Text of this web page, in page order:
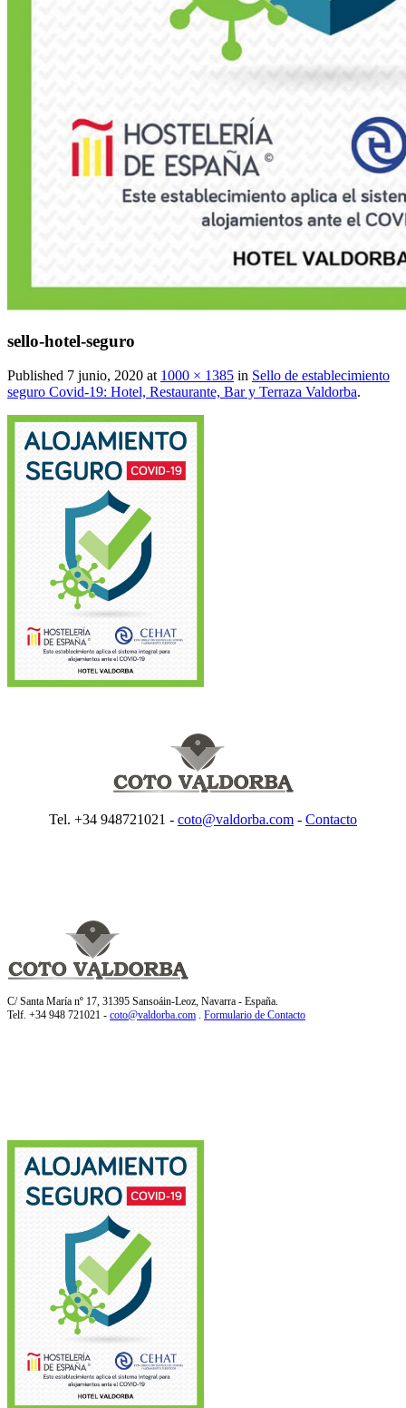
sello-hotel-seguro
Published 7 junio, 2020 at 1000 × 1385 in Sello de establecimiento
seguro Covid-19: Hotel, Restaurante, Bar y Terraza Valdorba.
Tel. +34 948721021 - coto@valdorba.com - Contacto
C/ Santa María nº 17, 31395 Sansoáin-Leoz, Navarra - España.
Telf. +34 948 721021 - coto@valdorba.com Formulario de Contacto